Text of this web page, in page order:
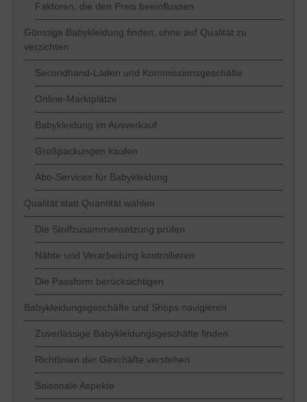
Faktoren, die den Preis beeinflussen
Günstige Babykleidung finden, ohne auf Qualität zu
verzichten
Secondhand-Läden und Kommissionsgeschäfte
Online-Marktplätze
Babykleidung im Ausverkauf
Großpackungen kaufen
Abo-Services für Babykleidung
Qualität statt Quantität wählen
Die Stoffzusammensetzung prüfen
Nähte und Verarbeitung kontrollieren
Die Passform berücksichtigen
Babykleidungsgeschäfte und Shops navigieren
Zuverlässige Babykleidungsgeschäfte finden
Richtlinien der Geschäfte verstehen
Saisonale Aspekte